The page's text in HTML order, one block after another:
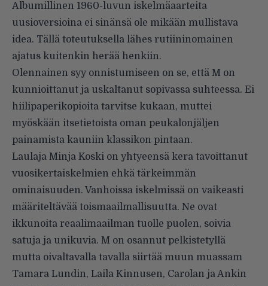
Albumillinen 1960-luvun iskelmäaarteita
uusioversioina ei sinänsä ole mikään mullistava
idea. Tällä toteutuksella lähes rutiininomainen
ajatus kuitenkin herää henkiin.
Olennainen syy onnistumiseen on se, että M on
kunnioittanut ja uskaltanut sopivassa suhteessa. Ei
hiilipaperikopioita tarvitse kukaan, muttei
myöskään itsetietoista oman peukalonjäljen
painamista kauniin klassikon pintaan.
Laulaja Minja Koski on yhtyeensä kera tavoittanut
vuosikertaiskelmien ehkä tärkeimmän
ominaisuuden. Vanhoissa iskelmissä on vaikeasti
määriteltävää toismaailmallisuutta. Ne ovat
ikkunoita reaalimaailman tuolle puolen, soivia
satuja ja unikuvia. M on osannut pelkistetyllä
mutta oivaltavalla tavalla siirtää muun muassam
Tamara Lundin, Laila Kinnusen, Carolan ja Ankin